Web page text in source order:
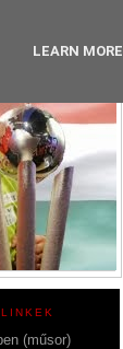
(műsor)
LEARN MORE